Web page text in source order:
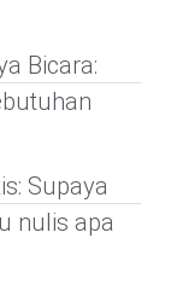
Bicara:
Supaya
nulis apa